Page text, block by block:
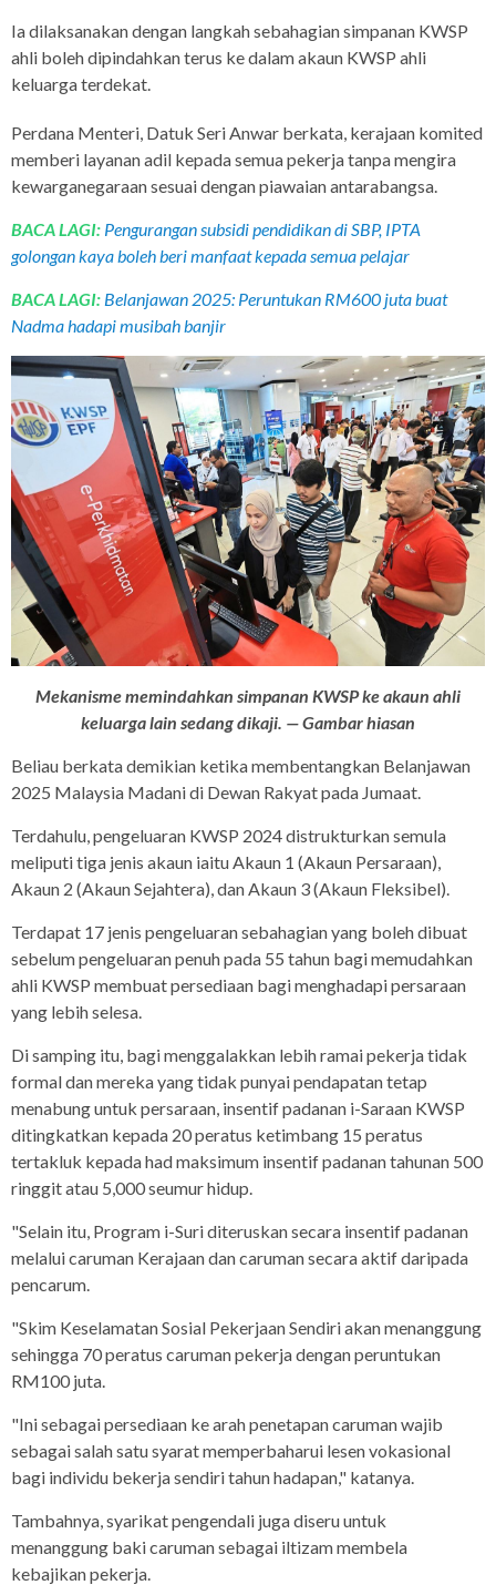
Ia dilaksanakan dengan langkah sebahagian simpanan KWSP
ahli boleh dipindahkan terus ke dalam akaun KWSP ahli
keluarga terdekat.
Perdana Menteri, Datuk Seri Anwar berkata, kerajaan komited
memberi layanan adil kepada semua pekerja tanpa mengira
kewarganegaraan sesuai dengan piawaian antarabangsa.
BACA LAGI: Pengurangan subsidi pendidikan di SBP, IPTA
golongan kaya boleh beri manfaat kepada semua pelajar
BACA LAGI: Belanjawan 2025: Peruntukan RM600 juta buat
Nadma hadapi musibah banjir
Mekanisme memindahkan simpanan KWSP ke akaun ahli
keluarga lain sedang dikaji. — Gambar hiasan
Beliau berkata demikian ketika membentangkan Belanjawan
2025 Malaysia Madani di Dewan Rakyat pada Jumaat.
Terdahulu, pengeluaran KWSP 2024 distrukturkan semula
meliputi tiga jenis akaun iaitu Akaun 1 (Akaun Persaraan),
Akaun 2 (Akaun Sejahtera), dan Akaun 3 (Akaun Fleksibel).
Terdapat 17 jenis pengeluaran sebahagian yang boleh dibuat
sebelum pengeluaran penuh pada 55 tahun bagi memudahkan
ahli KWSP membuat persediaan bagi menghadapi persaraan
yang lebih selesa.
Di samping itu, bagi menggalakkan lebih ramai pekerja tidak
formal dan mereka yang tidak punyai pendapatan tetap
menabung untuk persaraan, insentif padanan i-Saraan KWSP
ditingkatkan kepada 20 peratus ketimbang 15 peratus
tertakluk kepada had maksimum insentif padanan tahunan 500
ringgit atau 5,000 seumur hidup.
"Selain itu, Program i-Suri diteruskan secara insentif padanan
melalui caruman Kerajaan dan caruman secara aktif daripada
pencarum.
"Skim Keselamatan Sosial Pekerjaan Sendiri akan menanggung
sehingga 70 peratus caruman pekerja dengan peruntukan
RM100 juta.
"Ini sebagai persediaan ke arah penetapan caruman wajib
sebagai salah satu syarat memperbaharui lesen vokasional
bagi individu bekerja sendiri tahun hadapan," katanya.
Tambahnya, syarikat pengendali juga diseru untuk
menanggung baki caruman sebagai iltizam membela
kebajikan pekerja.